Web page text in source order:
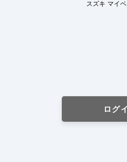
スズキ マイ
ログ